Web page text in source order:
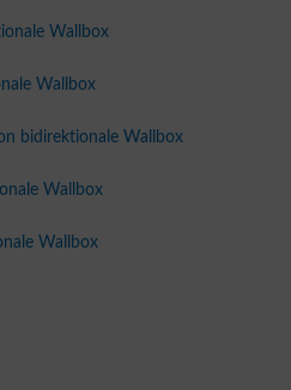
Wallbox
Wallbox
bidirektionale Wallbox
Wallbox
Wallbox